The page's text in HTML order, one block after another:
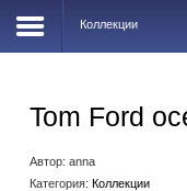
Коллекции
Tom Ford
Автор: anna
Категория: Коллекции